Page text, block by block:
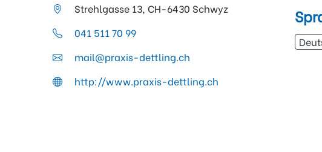
Strehlgasse 13, CH-6430 Schwyz
041 511 70 99
mail@praxis-dettling.ch
http://www.praxis-dettling.ch